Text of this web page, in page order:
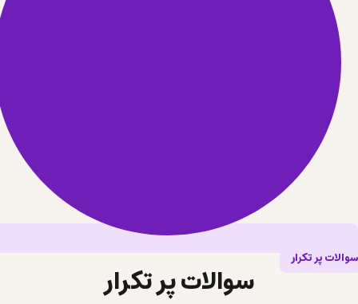
سوالات پر تکرار
سوالات پر تکرار